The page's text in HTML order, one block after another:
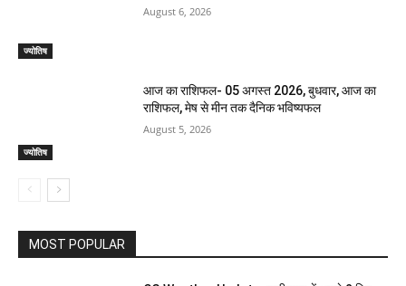
ज्योतिष
August 6, 2026
ज्योतिष
आज का राशिफल- 05 अगस्त 2026, बुधवार, आज का
राशिफल, मेष से मीन तक दैनिक भविष्यफल
August 5, 2026
MOST POPULAR